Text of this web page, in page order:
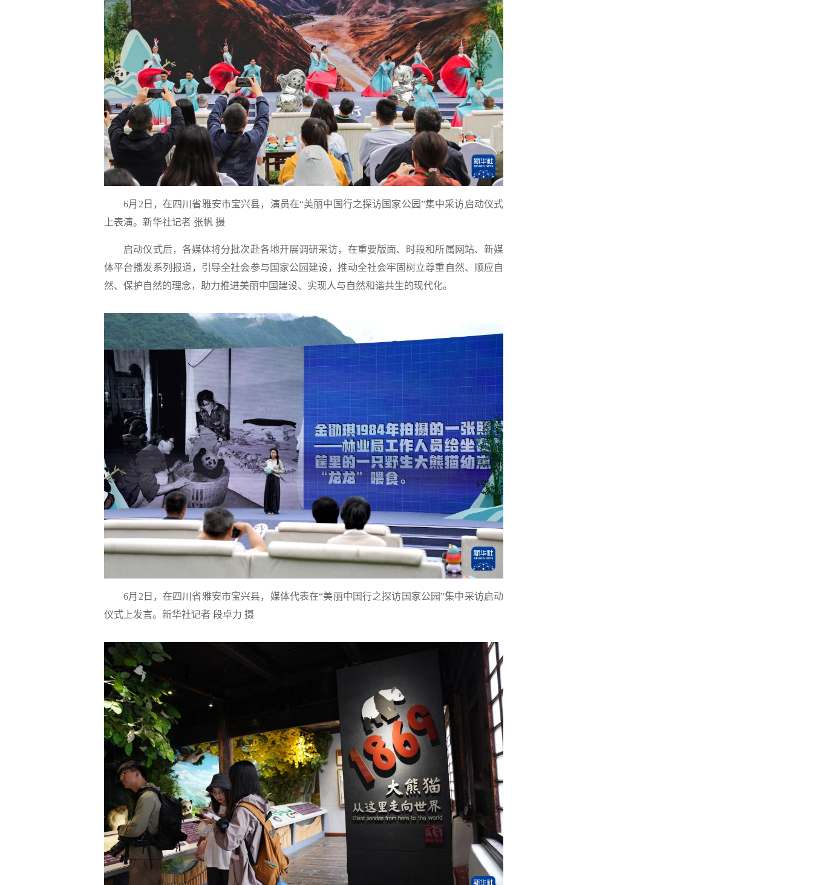
6月2日，在四川省雅安市宝兴县，演员在“美丽中国行之探访国家公园”集中采访启动仪式
上表演。新华社记者 张帆 摄
启动仪式后，各媒体将分批次赴各地开展调研采访，在重要版面、时段和所属网站、新媒
体平台播发系列报道，引导全社会参与国家公园建设，推动全社会牢固树立尊重自然、顺应自
然、保护自然的理念，助力推进美丽中国建设、实现人与自然和谐共生的现代化。
6月2日，在四川省雅安市宝兴县，媒体代表在“美丽中国行之探访国家公园”集中采访启动
仪式上发言。新华社记者 段卓力 摄